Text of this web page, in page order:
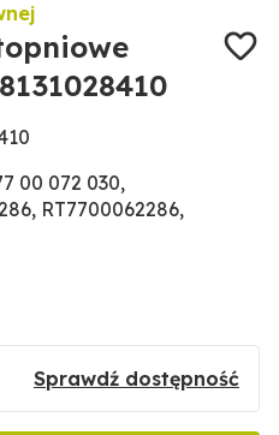
00 072 030,
RT7700062286,
Sprawdź dostępność